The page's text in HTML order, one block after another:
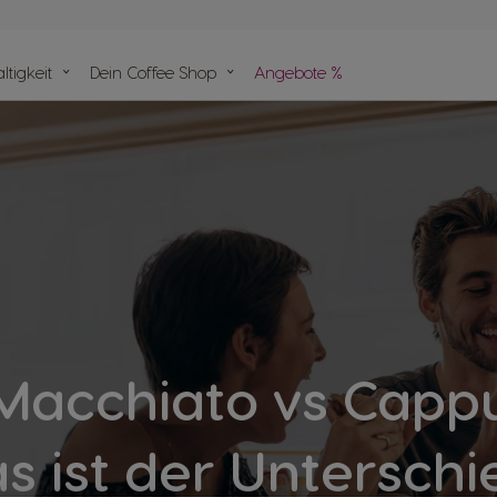
Dein Coffee Shop Angebote %
vs
ist der